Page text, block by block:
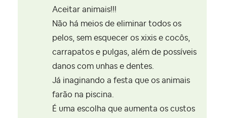
Aceitar animais!!!
Não há meios de eliminar todos os
pelos, sem esquecer os xixis e cocôs,
carrapatos e pulgas, além de possíveis
danos com unhas e dentes.
Já inaginando a festa que os animais
farão na piscina.
É uma escolha que aumenta os custos